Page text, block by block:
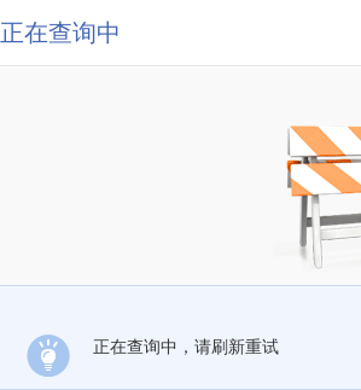
正在查询中
正在查询中，请刷新重试